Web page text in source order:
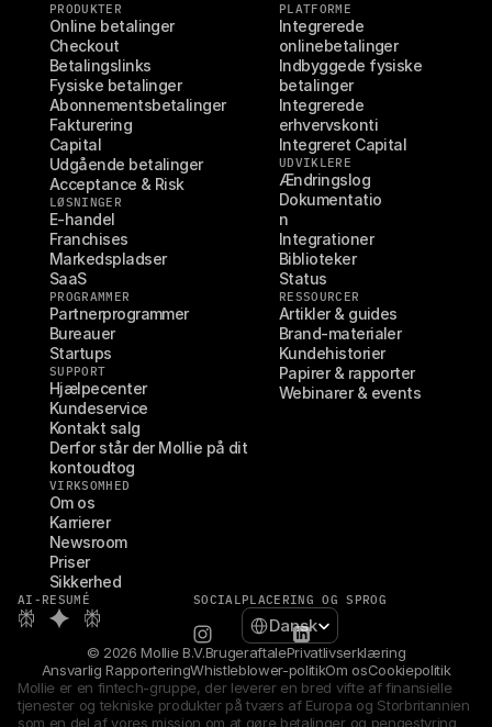
PRODUKTER
Online betalinger
Checkout
Betalingslinks
Fysiske betalinger
Abonnementsbetalinger
Fakturering
Capital
Udgående betalinger
Acceptance & Risk
LØSNINGER
E-handel
Franchises
Markedspladser
SaaS
PROGRAMMER
Partnerprogrammer
Bureauer
Startups
SUPPORT
Hjælpecenter
Kundeservice
Kontakt salg
Derfor står der Mollie på dit
kontoudtog
VIRKSOMHED
Om os
Karrierer
Newsroom
Priser
Sikkerhed
PLATFORME
Integrerede
onlinebetalinger
Indbyggede fysiske
betalinger
Integrerede
erhvervskonti
Integreret Capital
UDVIKLERE
Ændringslog
Dokumentatio
n
Integrationer
Biblioteker
Status
RESSOURCER
Artikler & guides
Brand-materialer
Kundehistorier
Papirer & rapporter
Webinarer & events
AI-RESUMÉ SOCIALPLACERING OG SPROG
Select Language
Dansk
© 2026 Mollie B.V.BrugeraftalePrivatlivserklæring
Ansvarlig RapporteringWhistleblower-politikOm osCookiepolitik
Mollie er en fintech-gruppe, der leverer en bred vifte af finansielle
tjenester og tekniske produkter på tværs af Europa og Storbritannien
som en del af vores mission om at gøre betalinger og pengestyring